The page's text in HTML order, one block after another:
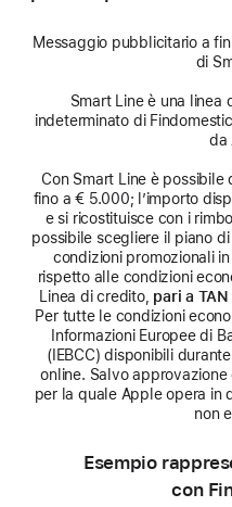
Messaggio pubblicitario a
di
Smart Line è una
indeterminato di
da
Con Smart Line è
fino a € 5.000; l’importo
e si ricostituisce con i
possibile scegliere il piano
condizioni promozionali
rispetto alle condizioni
Linea di credito, pari a
Per tutte le condizioni
Informazioni Europee di
(IEBCC) disponibili
online. Salvo approvazione
per la quale Apple opera in
non
Esempio
con